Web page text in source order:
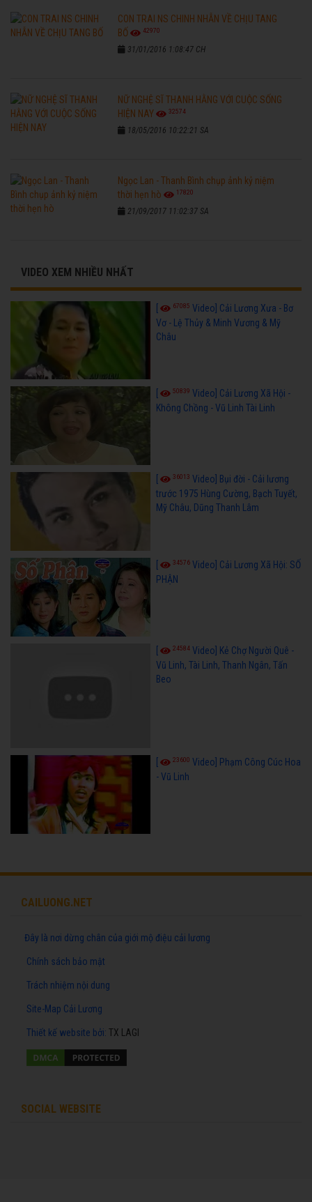
CON TRAI NS CHINH NHẪN VỀ CHỊU TANG
BỐ
42970
31/01/2016 1:08:47 CH
NỮ NGHỆ SĨ THANH HẰNG VỚI CUỘC SỐNG
HIỆN NAY
32574
18/05/2016 10:22:21 SA
Ngọc Lan - Thanh Bình chụp ảnh kỷ niệm
thời hẹn hò
17820
21/09/2017 11:02:37 SA
VIDEO XEM NHIỀU NHẤT
[ 67085 Video] Cải Lương Xưa - Bơ
Vơ - Lệ Thủy & Minh Vương & Mỹ
Châu
50839 Video] Cải Lương Xã Hội -
Không Chồng - Vũ Linh Tài Linh
36013 Video] Bụi đời - Cải lương
trước 1975 Hùng Cường, Bạch Tuyết,
Mỹ Châu, Dũng Thanh Lâm
34576 Video] Cải Lương Xã Hội: SỐ
PHẬN
24584 Video] Kẻ Chợ Người Quê -
Vũ Linh, Tài Linh, Thanh Ngân, Tấn
Beo
23600 Video] Phạm Công Cúc Hoa
- Vũ Linh
CAILUONG.NET
Đây là nơi dừng chân của giới mộ điệu cải lương
Chính sách bảo mật
Trách nhiệm nội dung
Site-Map Cải Lương
Thiết kế website bởi: TX LAGI
SOCIAL WEBSITE